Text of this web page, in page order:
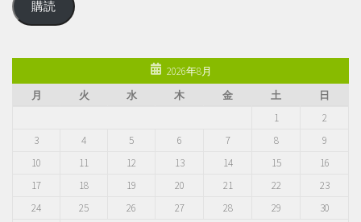
ル
ア
レ
購読
2026年8月
月
火 水 木 金 土
日
1
2
3
4 5 6 7 8
9
10
11 12 13 14 15
16
17
18 19 20 21 22
23
24
25 26 27 28 29
30